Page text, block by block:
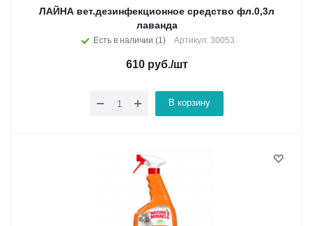
ЛАЙНА вет.дезинфекционное средство фл.0,3л
лаванда
Есть в наличии (1) Артикул: 30053
610руб./шт
В корзину